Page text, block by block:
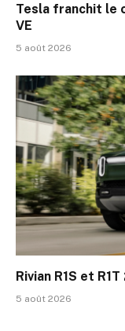
Tesla franchit le
VE
5 août 2026
Rivian R1S et
5 août 2026